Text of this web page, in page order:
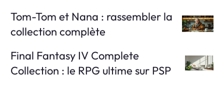
Tom-Tom et Nana : rassembler la
collection complète
Final Fantasy IV Complete
Collection : le RPG ultime sur PSP